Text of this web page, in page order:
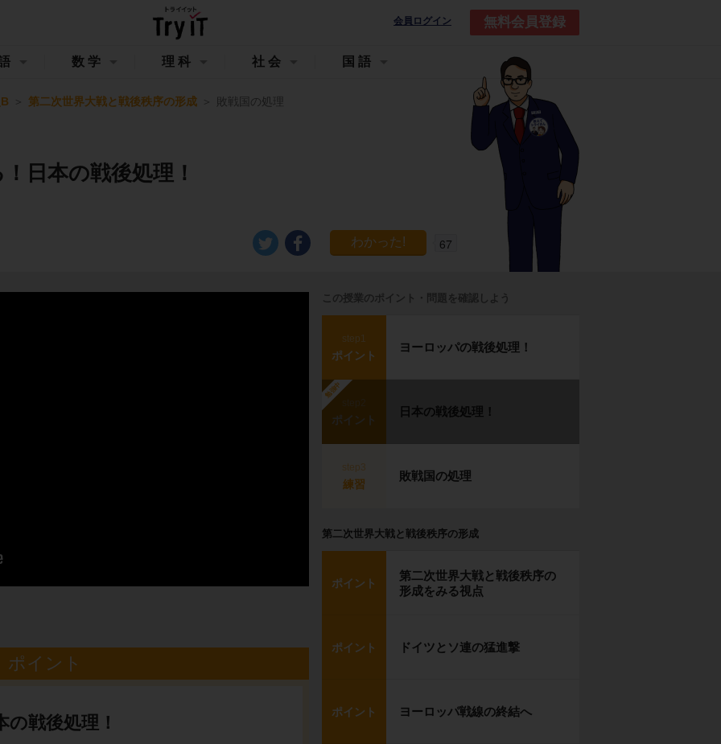
会員ログイン 無料会員登録
数学 理科 社会 国語
第二次世界大戦と戦後秩序の形成 敗戦国の処理
日本の戦後処理！
67
ポイント
の戦後処理！
この授業のポイント・問題を確認しよう
step1
ポイント
ヨーロッパの戦後処理！
勉強中
ポイント
日本の戦後処理！
step3
練習
敗戦国の処理
第二次世界大戦と戦後秩序の形成
ポイント
第二次世界大戦と戦後秩序の
形成をみる視点
ポイント ドイツとソ連の猛進撃
ポイント ヨーロッパ戦線の終結へ